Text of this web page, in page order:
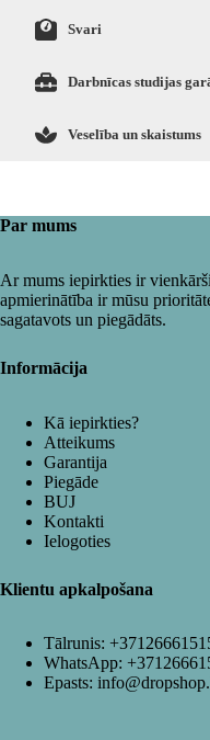
Svari
Darbnīcas studijas
Veselība un skaistums
Par mums
Ar mums iepirkties ir
apmierinātība ir mūsu
sagatavots un piegādāts.
Informācija
Kā iepirkties?
Atteikums
Garantija
Piegāde
BUJ
Kontakti
Ielogoties
Klientu apkalpošana
Tālrunis:
WhatsApp:
Epasts: